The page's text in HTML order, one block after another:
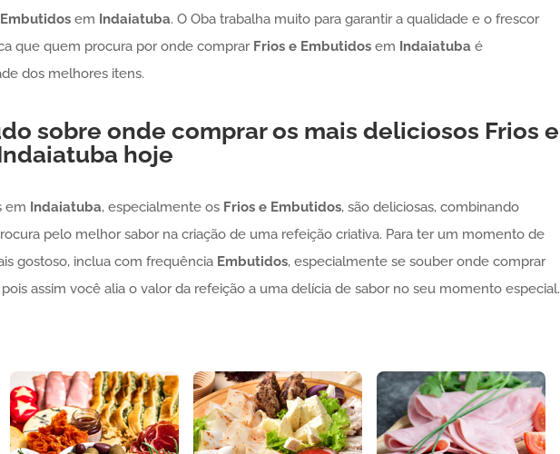
Embutidosem Indaiatuba. O Oba trabalha muito para garantir a qualidade e o frescor
que quem procura por onde comprar Frios e Embutidosem Indaiatuba é
dos melhores itens.
sobre onde comprar os mais deliciosos Frios e
hoje
em Indaiatuba, especialmente os Frios e Embutidos, são deliciosas, combinando
pelo melhor sabor na criação de uma refeição criativa. Para ter um momento de
gostoso, inclua com frequência Embutidos, especialmente se souber onde comprar
pois assim você alia o valor da refeição a uma delícia de sabor no seu momento especial.